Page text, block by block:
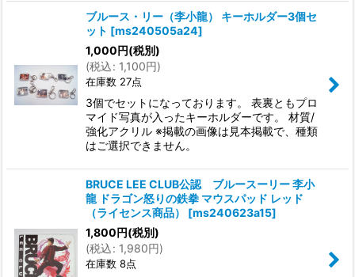
ブルース・リー（李小龍） キーホルダー3個セ
ット [ms240505a24]
1,000円(税別)
(税込: 1,100円)
在庫数 27点
3個でセットになっております。 表裏ともプロ
マイド写真が入ったキーホルダーです。 材質/
強化アクリル ※掲載の画像は見本掲載で、種類
はご選択できません。
BRUCE LEE CLUB公認 ブルースーリー 李小
龍 ドラゴン怒りの鉄拳 マウスパッド レッド
（ライセンス商品）
[ms240623a15]
1,800円(税別)
(税込: 1,980円)
在庫数 8点